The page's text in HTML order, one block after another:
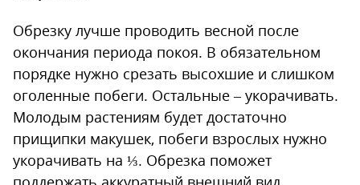
Обрезку лучше проводить весной после
окончания периода покоя. В обязательном
порядке нужно срезать высохшие и слишком
оголенные побеги. Остальные – укорачивать.
Молодым растениям будет достаточно
прищипки макушек, побеги взрослых нужно
укорачивать на ⅓. Обрезка поможет